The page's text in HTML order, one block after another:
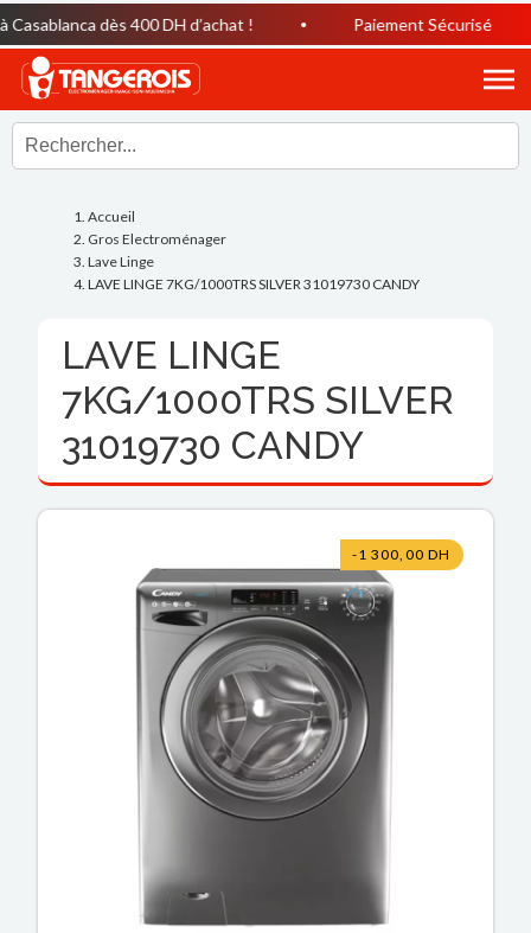
dès 400 DH d’achat ! Paiement Sécurisé
Accueil
Gros Electroménager
Lave Linge
LAVE LINGE 7KG/1000TRS SILVER 31019730 CANDY
LAVE LINGE
7KG/1000TRS SILVER
31019730 CANDY
-1 300,00 DH